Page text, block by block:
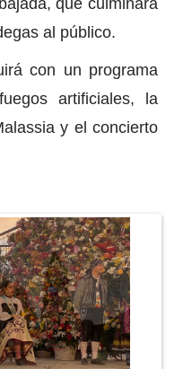
al público.
con un programa
artificiales, la
y el concierto